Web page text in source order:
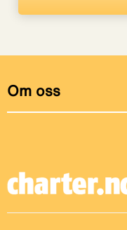
Om oss